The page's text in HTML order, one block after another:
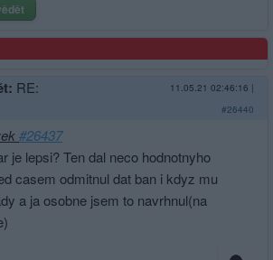
RE: 11.05.21 02:46:16 |
#26440
#26437
je lepsi? Ten dal neco hodnotnyho
casem odmitnul dat ban i kdyz mu
a ja osobne jsem to navrhnul(na